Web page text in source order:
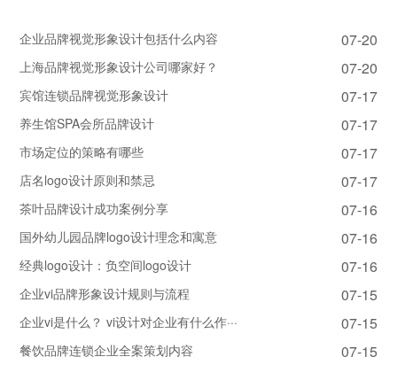
企业品牌视觉形象设计包括什么内容 07-20
上海品牌视觉形象设计公司哪家好？ 07-20
宾馆连锁品牌视觉形象设计 07-17
养生馆SPA会所品牌设计 07-17
市场定位的策略有哪些 07-17
店名logo设计原则和禁忌 07-17
茶叶品牌设计成功案例分享 07-16
国外幼儿园品牌logo设计理念和寓意 07-16
经典logo设计：负空间logo设计 07-16
企业vi品牌形象设计规则与流程 07-15
企业vi是什么？ vi设计对企业有什么作··· 07-15
餐饮品牌连锁企业全案策划内容 07-15